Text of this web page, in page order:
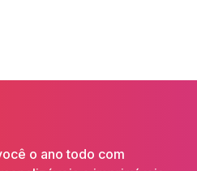
o ano todo com